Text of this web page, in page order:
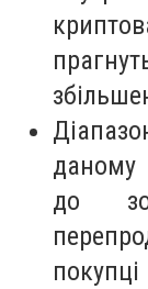
даному
до